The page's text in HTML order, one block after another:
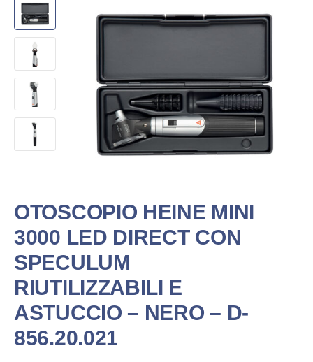
OTOSCOPIO HEINE MINI
3000 LED DIRECT CON
SPECULUM
RIUTILIZZABILI E
ASTUCCIO – NERO – D-
856.20.021